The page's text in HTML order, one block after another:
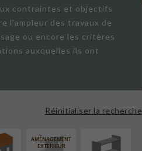
contraintes et objectifs
l'ampleur des travaux de
ou encore les critères
auxquelles ils ont
Réinitialiser la recherche
AMÉNAGEMENT
EXTÉRIEUR